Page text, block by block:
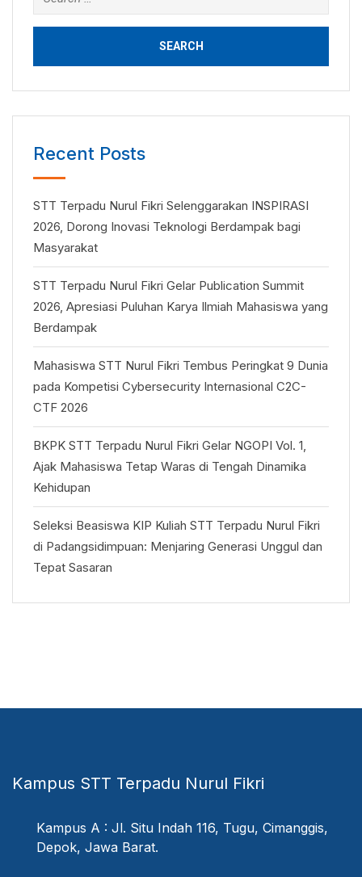
for:
Recent Posts
STT Terpadu Nurul Fikri Selenggarakan INSPIRASI
2026, Dorong Inovasi Teknologi Berdampak bagi
Masyarakat
STT Terpadu Nurul Fikri Gelar Publication Summit
2026, Apresiasi Puluhan Karya Ilmiah Mahasiswa yang
Berdampak
Mahasiswa STT Nurul Fikri Tembus Peringkat 9 Dunia
pada Kompetisi Cybersecurity Internasional C2C-
CTF 2026
BKPK STT Terpadu Nurul Fikri Gelar NGOPI Vol. 1,
Ajak Mahasiswa Tetap Waras di Tengah Dinamika
Kehidupan
Seleksi Beasiswa KIP Kuliah STT Terpadu Nurul Fikri
di Padangsidimpuan: Menjaring Generasi Unggul dan
Tepat Sasaran
Kampus STT Terpadu Nurul Fikri
Kampus A : Jl. Situ Indah 116, Tugu, Cimanggis,
Depok, Jawa Barat.